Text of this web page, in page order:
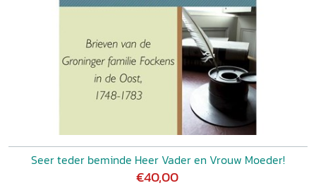
Seer teder beminde Heer Vader en Vrouw Moeder!
€40,00